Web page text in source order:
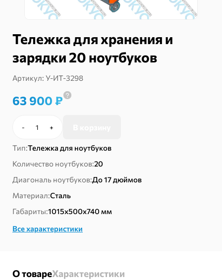
Тележка для хранения и
зарядки 20 ноутбуков
Артикул: У-ИТ-3298
63 900 ₽
-
Количество
Тележка
для
и
зарядки
ноутбуков
+
Тип:Тележка для ноутбуков
Количество ноутбуков:20
Диагональ ноутбуков:До 17 дюймов
Материал:Сталь
Габариты:1015х500х740 мм
Все характеристики
О товареХарактеристики